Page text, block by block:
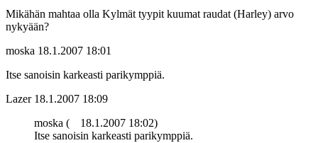
Mikähän mahtaa olla Kylmät tyypit kuumat raudat (Harley) arvo
nykyään?
moska 18.1.2007 18:01
Itse sanoisin karkeasti parikymppiä.
Lazer 18.1.2007 18:09
moska (
18.1.2007 18:02)
Itse sanoisin karkeasti parikymppiä.